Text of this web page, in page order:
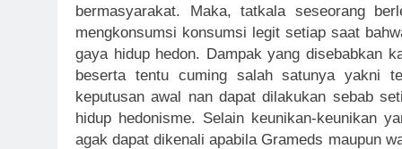
bermasyarakat. Maka, tatkala seseorang
mengkonsumsi konsumsi legit setiap saat
gaya hidup hedon. Dampak yang disebabkan
beserta tentu cuming salah satunya yakni
keputusan awal nan dapat dilakukan sebab
hidup hedonisme. Selain keunikan-keunikan
agak dapat dikenali apabila Grameds maupun